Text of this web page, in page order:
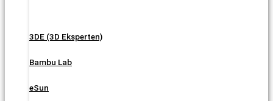
3DE (3D Eksperten)
Bambu Lab
eSun